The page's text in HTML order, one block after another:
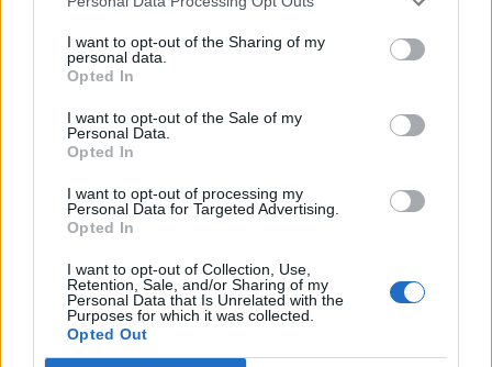
I want to opt-out of the Sharing of my
personal data.
Opted In
I want to opt-out of the Sale of my
Personal Data.
Opted In
I want to opt-out of processing my
Personal Data for Targeted Advertising.
Opted In
I want to opt-out of Collection, Use,
Retention, Sale, and/or Sharing of my
Personal Data that Is Unrelated with the
Purposes for which it was collected.
Opted Out